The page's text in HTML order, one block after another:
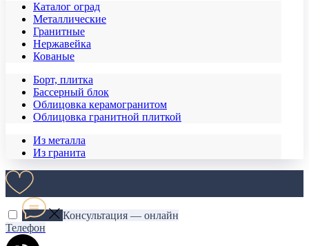
Каталог оград
Металлические
Гранитные
Нержавейка
Кованые
Борт, плитка
Бассерный блок
Облицовка керамогранитом
Облицовка гранитной плиткой
Из металла
Из гранита
Консультация — онлайн
Телефон